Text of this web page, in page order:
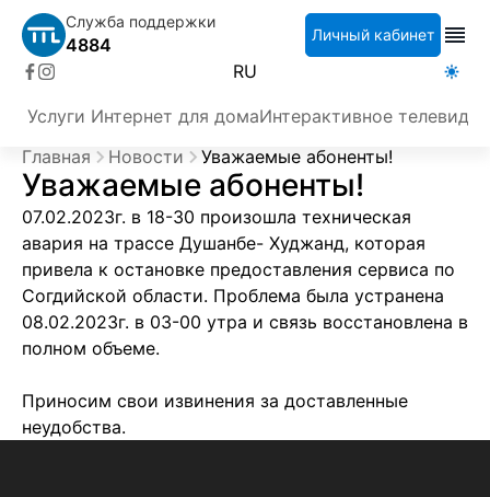
Служба поддержки
4884 Личный кабинет
RU
Услуги Интернет для домаИнтерактивное
Главная
Новости Уважаемые абоненты!
Уважаемые абоненты!
07.02.2023г. в 18-30 произошла техническая
авария на трассе Душанбе- Худжанд, которая
привела к остановке предоставления сервиса по
Согдийской области. Проблема была устранена
08.02.2023г. в 03-00 утра и связь восстановлена в
полном объеме.
Приносим свои извинения за доставленные
неудобства.